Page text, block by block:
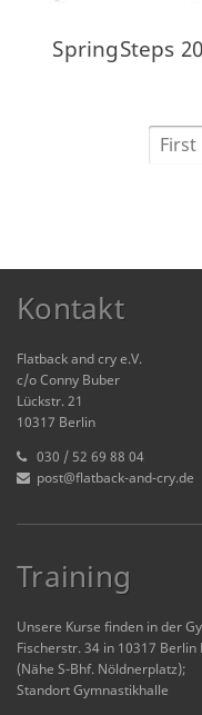
SpringSteps
First
Kontakt
Flatback and cry e.V.
c/o Conny Buber
Lückstr. 21
10317 Berlin
030 / 52 69 88 04
post@flatback-and-cry.de
Training
Unsere Kurse finden in der
Fischerstr. 34 in 10317 Berlin
(Nähe S-Bhf. Nöldnerplatz);
Standort Gymnastikhalle